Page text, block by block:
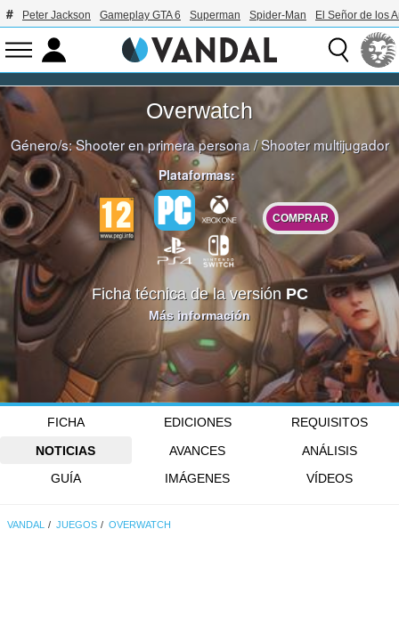
Peter Jackson Gameplay GTA 6 Superman Spider-Man El Señor de los
Overwatch
Género/s:Shooter en primera persona /Shooter multijugador
Plataformas:
COMPRAR
Ficha técnica de la versión PC
Más información
FICHA EDICIONES
REQUISITOS
NOTICIAS
AVANCES
ANÁLISIS
GUÍA
IMÁGENES VÍDEOS
VANDAL JUEGOS OVERWATCH